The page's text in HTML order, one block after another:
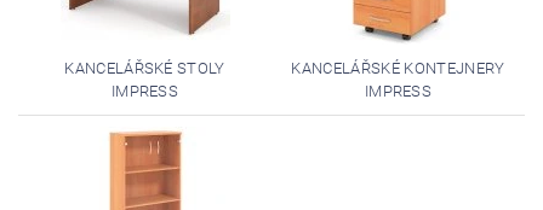
KANCELÁŘSKÉ STOLY
IMPRESS
KANCELÁŘSKÉ KONTEJNERY
IMPRESS